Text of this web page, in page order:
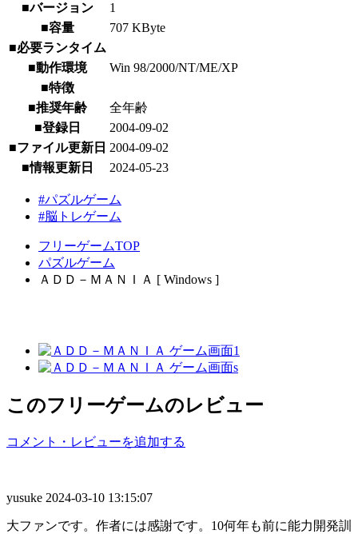
■バージョン
1
■容量
707 KByte
■必要ランタイム
■動作環境
Win 98/2000/NT/ME/XP
■特徴
■推奨年齢
全年齢
■登録日
2004-09-02
■ファイル更新日 2004-09-02
■情報更新日
2024-05-23
#パズルゲーム
#脳トレゲーム
フリーゲームTOP
パズルゲーム
ＡＤＤ－ＭＡＮＩＡ [ Windows ]
このフリーゲームのレビュー
コメント・レビューを追加する
yusuke 2024-03-10 13:15:07
大ファンです。作者には感謝です。10何年も前に能力開発訓